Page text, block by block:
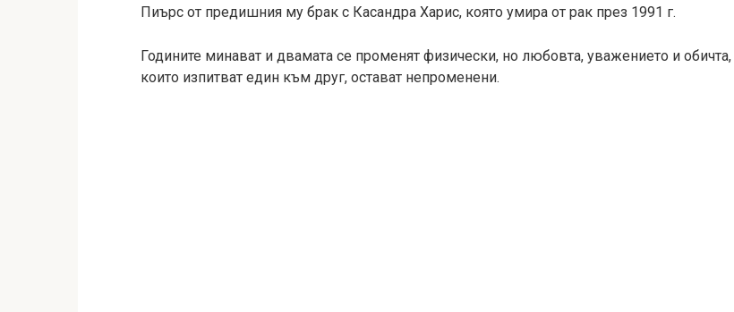
Пиърс от предишния му брак с Касандра Харис, която умира от рак през 1991 г.
Годините минават и двамата се променят физически, но любовта, уважението и обичта,
които изпитват един към друг, остават непроменени.